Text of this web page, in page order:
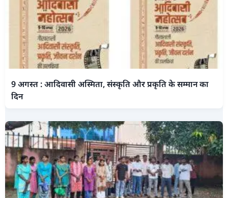
9 अगस्त : आदिवासी अस्मिता, संस्कृति और प्रकृति के सम्मान का
दिन